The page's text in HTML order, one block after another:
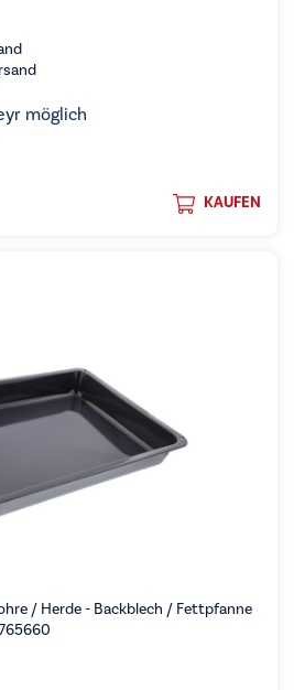
möglich
KAUFEN
/ Herde - Backblech / Fettpfanne